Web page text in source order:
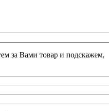
за Вами товар и подскажем,